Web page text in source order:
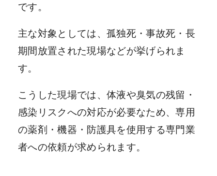
です。
主な対象としては、孤独死・事故死・長
期間放置された現場などが挙げられま
す。
こうした現場では、体液や臭気の残留・
感染リスクへの対応が必要なため、専用
の薬剤・機器・防護具を使用する専門業
者への依頼が求められます。